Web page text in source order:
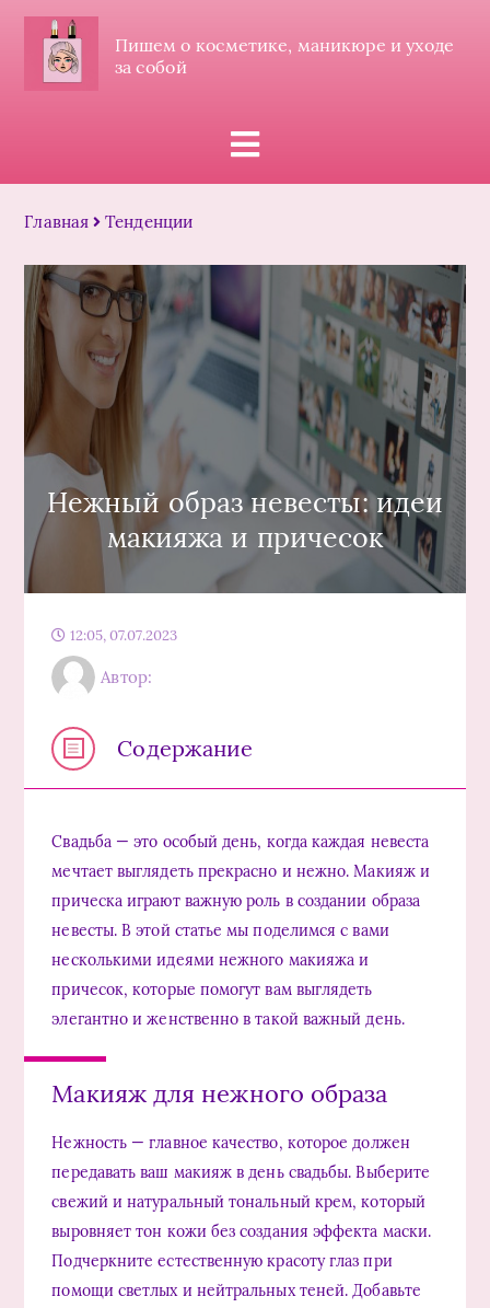
Пишем о косметике, маникюре и уходе
за собой
Главная Тенденции
Нежный образ невесты: идеи
макияжа и причесок
12:05, 07.07.2023
Автор:
Содержание
Свадьба — это особый день, когда каждая невеста
мечтает выглядеть прекрасно и нежно. Макияж и
прическа играют важную роль в создании образа
невесты. В этой статье мы поделимся с вами
несколькими идеями нежного макияжа и
причесок, которые помогут вам выглядеть
элегантно и женственно в такой важный день.
Макияж для нежного образа
Нежность — главное качество, которое должен
передавать ваш макияж в день свадьбы. Выберите
свежий и натуральный тональный крем, который
выровняет тон кожи без создания эффекта маски.
Подчеркните естественную красоту глаз при
помощи светлых и нейтральных теней. Добавьте